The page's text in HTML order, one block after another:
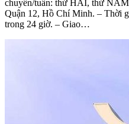
chuyến/tuần: thứ HAI, thứ
Quận 12, Hồ Chí Minh. – Thời
trong 24 giờ. – Giao…